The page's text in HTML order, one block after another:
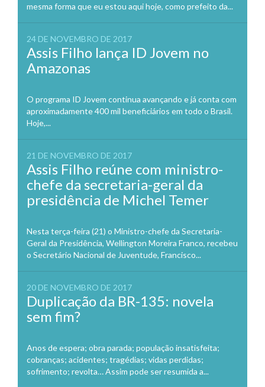
mesma forma que eu estou aqui hoje, como prefeito da...
24 DE NOVEMBRO DE 2017
Assis Filho lança ID Jovem no
Amazonas
O programa ID Jovem continua avançando e já conta com
aproximadamente 400 mil beneficiários em todo o Brasil.
Hoje,...
21 DE NOVEMBRO DE 2017
Assis Filho reúne com ministro-
chefe da secretaria-geral da
presidência de Michel Temer
Nesta terça-feira (21) o Ministro-chefe da Secretaria-
Geral da Presidência, Wellington Moreira Franco, recebeu
o Secretário Nacional de Juventude, Francisco...
20 DE NOVEMBRO DE 2017
Duplicação da BR-135: novela
sem fim?
Anos de espera; obra parada; população insatisfeita;
cobranças; acidentes; tragédias; vidas perdidas;
sofrimento; revolta… Assim pode ser resumida a...